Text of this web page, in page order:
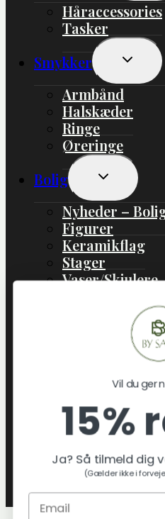
Håraccessories
Tasker
Smykker
Skift
Armbånd
Halskæder
Ringe
Øreringe
Bolig
Skift
Undermenu
Nyheder –
Figurer
Keramikflag
Stager
Vaser/Skjulere
Boligtekstil
Skift
Undermenu
Hvem er By
By sass´
Blog
Vil du
15%
Ja? Så tilmeld dig
(Gælder ikke i